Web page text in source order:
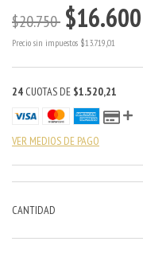
$20.750 $16.600
Precio sin impuestos $13.719,01
24 CUOTAS DE $1.520,21
VER MEDIOS DE PAGO
CANTIDAD